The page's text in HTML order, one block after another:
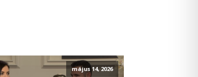
május 14, 2026